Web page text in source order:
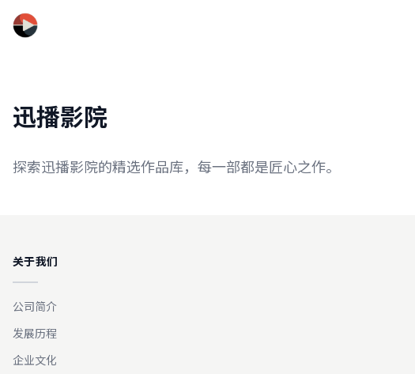
迅播影院
探索迅播影院的精选作品库，每一部都是匠心之作。
关于我们
公司简介
发展历程
企业文化